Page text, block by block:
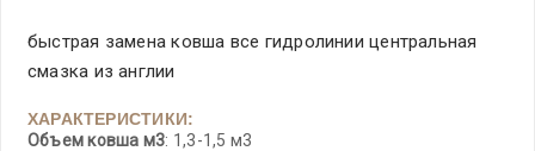
быстрая замена ковша все гидролинии центральная
смазка из англии
ХАРАКТЕРИСТИКИ:
Объем ковша м3: 1,3-1,5 м3